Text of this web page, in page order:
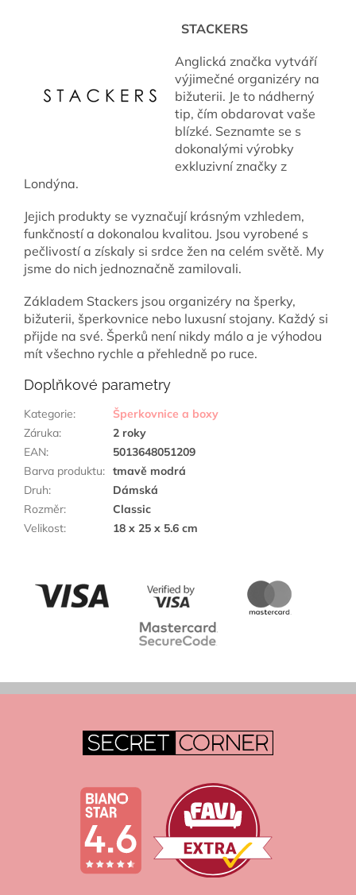
STACKERS
Anglická značka vytváří
výjimečné organizéry na
bižuterii. Je to nádherný
tip, čím obdarovat vaše
blízké. Seznamte se s
dokonalými výrobky
exkluzivní značky z
Londýna.
Jejich produkty se vyznačují krásným vzhledem,
funkčností a dokonalou kvalitou. Jsou vyrobené s
pečlivostí a získaly si srdce žen na celém světě. My
jsme do nich jednoznačně zamilovali.
Základem Stackers jsou organizéry na šperky,
bižuterii, šperkovnice nebo luxusní stojany. Každý si
přijde na své. Šperků není nikdy málo a je výhodou
mít všechno rychle a přehledně po ruce.
Doplňkové parametry
Kategorie:
Šperkovnice a boxy
Záruka:
2 roky
EAN:
5013648051209
Barva produktu: tmavě modrá
Druh:
Dámská
Rozměr:
Classic
Velikost: 18 x 25 x 5.6 cm